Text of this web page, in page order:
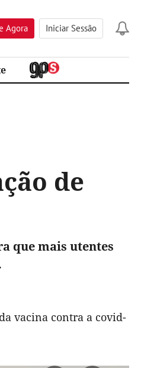
Agora Iniciar Sessão
de
que mais utentes
vacina contra a covid-